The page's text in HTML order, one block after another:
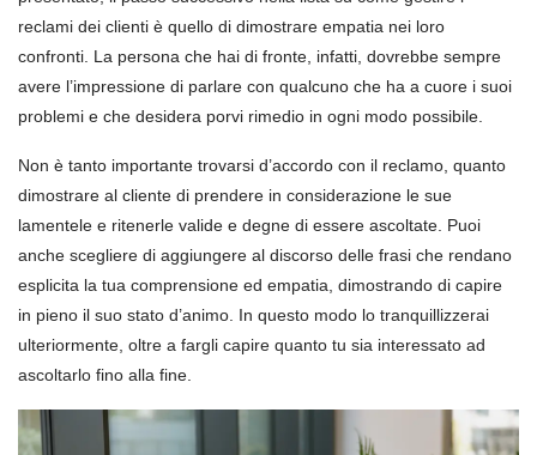
reclami dei clienti è quello di dimostrare empatia nei loro
confronti. La persona che hai di fronte, infatti, dovrebbe sempre
avere l’impressione di parlare con qualcuno che ha a cuore i suoi
problemi e che desidera porvi rimedio in ogni modo possibile.
Non è tanto importante trovarsi d’accordo con il reclamo, quanto
dimostrare al cliente di prendere in considerazione le sue
lamentele e ritenerle valide e degne di essere ascoltate. Puoi
anche scegliere di aggiungere al discorso delle frasi che rendano
esplicita la tua comprensione ed empatia, dimostrando di capire
in pieno il suo stato d’animo. In questo modo lo tranquillizzerai
ulteriormente, oltre a fargli capire quanto tu sia interessato ad
ascoltarlo fino alla fine.